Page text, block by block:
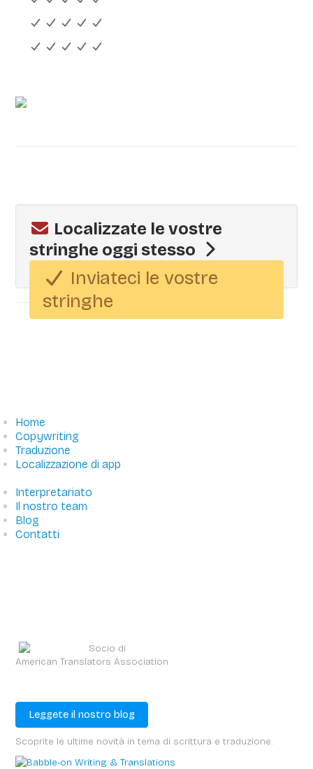
Localizzate le vostre
stringhe oggi stesso
Inviateci le vostre
stringhe
Home
Copywriting
Traduzione
Localizzazione di app
Interpretariato
Il nostro team
Blog
Contatti
Socio di
American Translators Association
Leggete il nostro blog
Scoprite le ultime novità in tema di scrittura e traduzione.